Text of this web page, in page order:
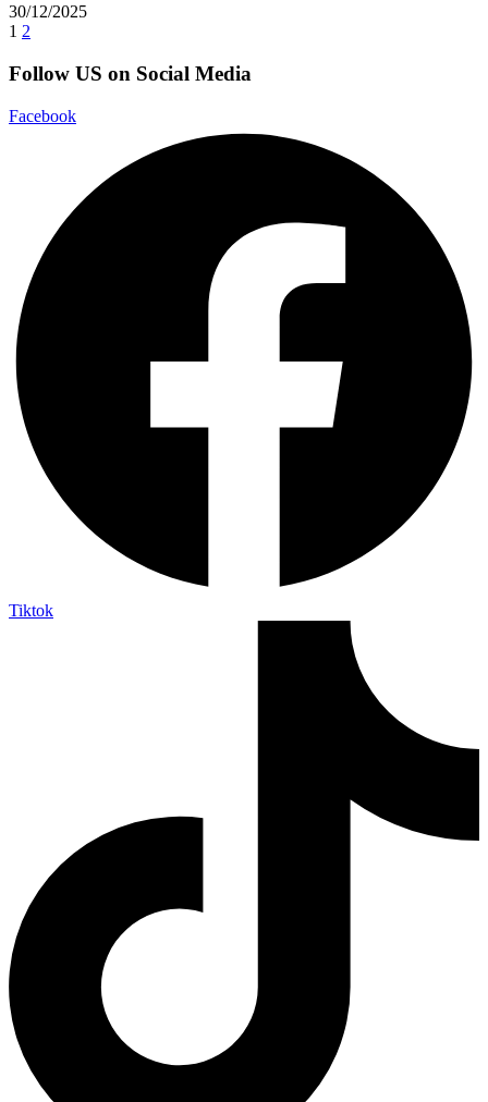
30/12/2025
1 2
Follow US on Social Media
Facebook
Tiktok